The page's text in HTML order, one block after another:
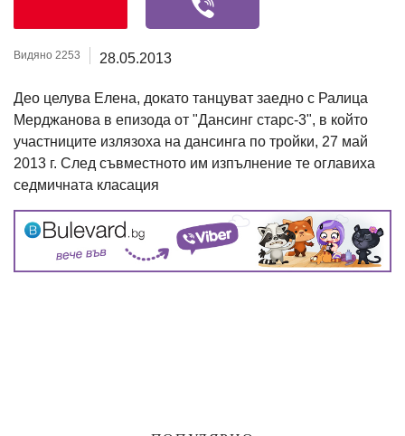
Видяно 2253 28.05.2013
Део целува Елена, докато танцуват заедно с Ралица
Мерджанова в епизода от "Дансинг старс-3", в който
участниците излязоха на дансинга по тройки, 27 май
2013 г. След съвместното им изпълнение те оглавиха
седмичната класация